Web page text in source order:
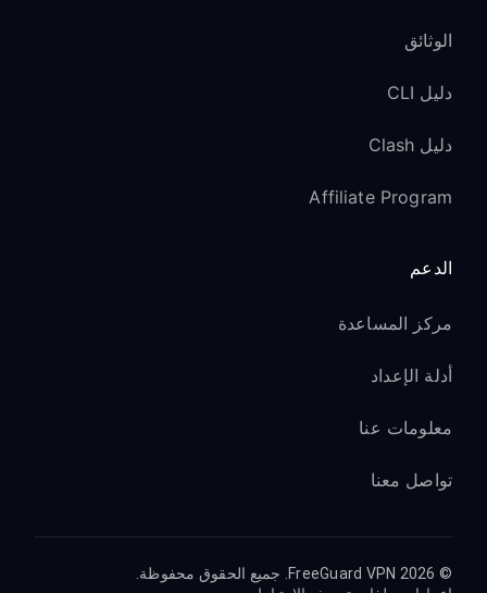
الوثائق
دليل CLI
دليل Clash
Affiliate Program
الدعم
مركز المساعدة
أدلة الإعداد
معلومات عنا
تواصل معنا
© 2026 FreeGuard VPN. جميع الحقوق محفوظة.